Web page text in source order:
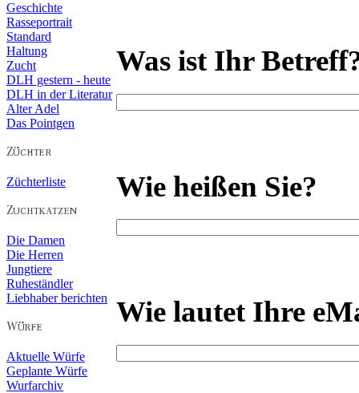
Geschichte
Rasseportrait
Standard
Haltung
Zucht
DLH gestern - heute
DLH in der Literatur
Alter Adel
Das Pointgen
Züchterliste
Die Damen
Die Herren
Jungtiere
Ruheständler
Liebhaber berichten
Aktuelle Würfe
Geplante Würfe
Wurfarchiv
Was ist Ihr
Wie heißen Sie?
Wie lautet Ihre